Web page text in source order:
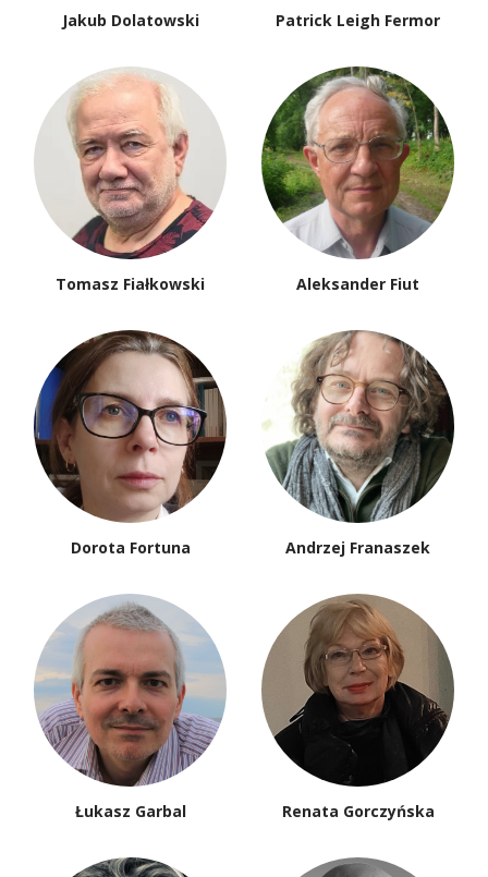
Jakub Dolatowski Patrick Leigh Fermor
Tomasz Fiałkowski Aleksander Fiut
Dorota Fortuna Andrzej Franaszek
Łukasz Garbal Renata Gorczyńska